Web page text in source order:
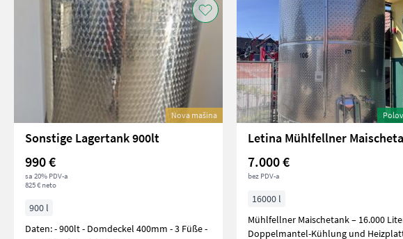
Nova mašina
Sonstige Lagertank 900lt
990 €
sa 20% PDV-a
825 € neto
900 l
Daten: - 900lt - Domdeckel 400mm - 3 Füße -
7.000 €
bez PDV-a
16000 l
Mühlfellner Maischetank – 16.000
Doppelmantel-Kühlung und